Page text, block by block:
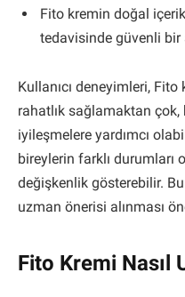
Fito kremin doğal
tedavisinde güvenli bir
Kullanıcı deneyimleri,
rahatlık sağlamaktan çok,
iyileşmelere yardımcı
bireylerin farklı durumları
değişkenlik gösterebilir.
uzman önerisi alınması
Fito Kremi Nasıl